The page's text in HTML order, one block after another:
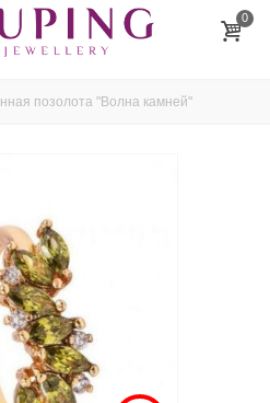
0
позолота "Волна камней"